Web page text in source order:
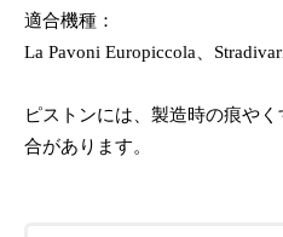
適合機種：
La Pavoni Europiccola、
ピストンには、製造時の痕や
合があります。